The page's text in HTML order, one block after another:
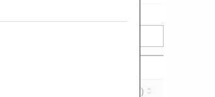
到期日 (年-月-日)